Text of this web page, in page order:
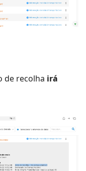
de recolha irá